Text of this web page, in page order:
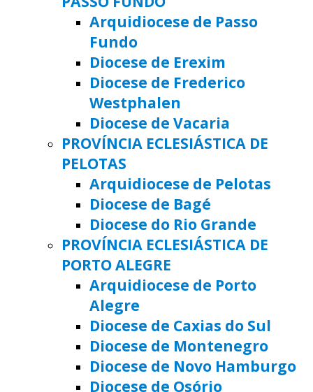
Arquidiocese de Passo
Fundo
Diocese de Erexim
Diocese de Frederico
Westphalen
Diocese de Vacaria
PROVÍNCIA ECLESIÁSTICA DE
PELOTAS
Arquidiocese de Pelotas
Diocese de Bagé
Diocese do Rio Grande
PROVÍNCIA ECLESIÁSTICA DE
PORTO ALEGRE
Arquidiocese de Porto
Alegre
Diocese de Caxias do Sul
Diocese de Montenegro
Diocese de Novo Hamburgo
Diocese de Osório